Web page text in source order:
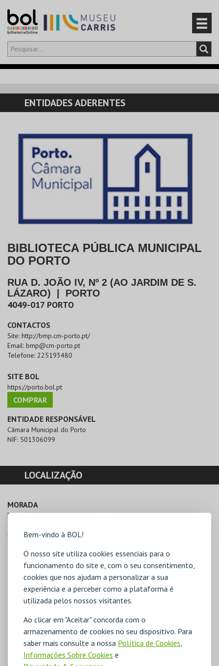
Bem-vindo à BOL!
O nosso site utiliza cookies essenciais para o
funcionamento do site e, com o seu consentimento,
cookies que nos ajudam a personalizar a sua
experiência e a perceber como a plataforma é
utilizada pelos nossos visitantes.
Ao clicar em "Aceitar" concorda com o
armazenamento de cookies no seu dispositivo. Para
saber mais consulte a nossa Política de Cookies
Informações Sobre Cookies e
Olá,iniciar sessão
CARRINHO
EVENTOS
CARTÕES
PRODUTOS
ENTIDADES ADERENTES
BIBLIOTECA PÚBLICA MUNICIPAL
DO PORTO
RUA D. JOÃO IV, Nº 2 (AO JARDIM DE S.
LÁZARO)
PORTO
4049-017 PORTO
CONTACTOS
Site: http://bmp.cm-porto.pt/
Email: bmp@cm-porto.pt
Telefone: 225193480
SITE BOL
https://porto.bol.pt
COMPRAR
ENTIDADE RESPONSÁVEL
Câmara Municipal do Porto
NIF: 501306099
LOCALIZAÇÃO
MORADA
Rua D. João IV, nº 2 (ao Jardim de S. Lázaro)
4049-017 Porto
Direcções para Bib. Municipal do Porto